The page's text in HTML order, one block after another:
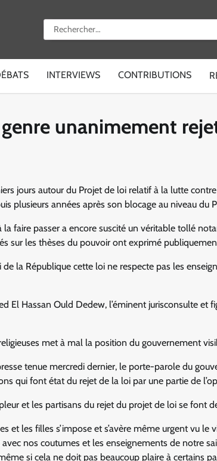
Rechercher :
INTERVIEWS CONTRIBUTIONS
unanimement
jours autour du Projet de loi relatif à la lutte
plusieurs années après son blocage au niveau du
faire passer a encore suscité un véritable tollé
sur les thèses du pouvoir ont exprimé
la République cette loi ne respecte pas les
El Hassan Ould Dedew, l’éminent jurisconsulte et
met à mal la position du gouvernement
tenue mercredi dernier, le porte-parole du
qui font état du rejet de la loi par une partie de
et les partisans du rejet du projet de loi se font
et les filles s’impose et s’avère même urgent vu
nos coutumes et les enseignements de notre
si cela ne doit pas beaucoup plaire à certains